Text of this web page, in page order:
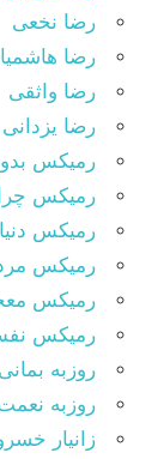
رضا نخعی
رضا
رضا واثقی
رضا یزدانی
رمیکس بدون
رمیکس چرا
رمیکس
رمیکس
رمیکس
رمیکس
روزبه بمانی
روزبه
زانیار